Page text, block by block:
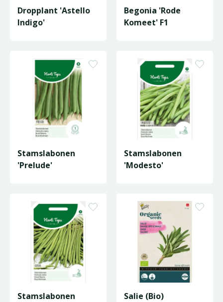
Dropplant 'Astello
Indigo'
Begonia 'Rode
Komeet' F1
Stamslabonen
'Prelude'
Stamslabonen
'Modesto'
Stamslabonen
Salie (Bio)